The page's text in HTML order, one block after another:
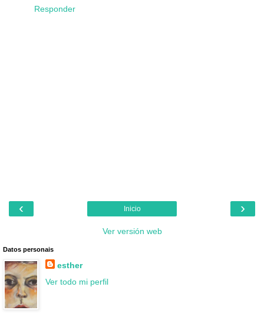
Responder
‹ ›
Inicio
Ver versión web
Datos personais
esther
Ver todo mi perfil